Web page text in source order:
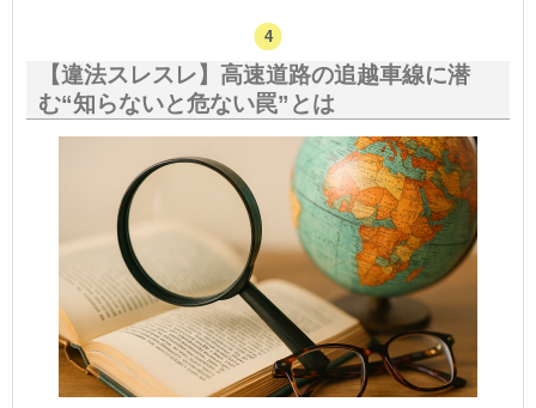
【違法スレスレ】高速道路の追越車線に潜
む“知らないと危ない罠”とは